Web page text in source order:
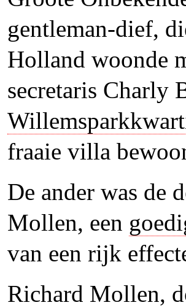
gentleman-dief,
Holland woonde
secretaris Charly
fraaie villa
De ander was de
Mollen, een
van een rijk
Richard Mollen,